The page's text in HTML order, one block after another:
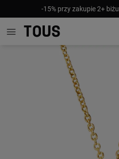
-15% przy zakupie 2+